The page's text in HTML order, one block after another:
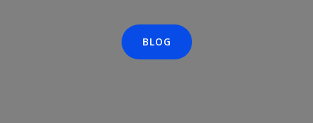
BLOG